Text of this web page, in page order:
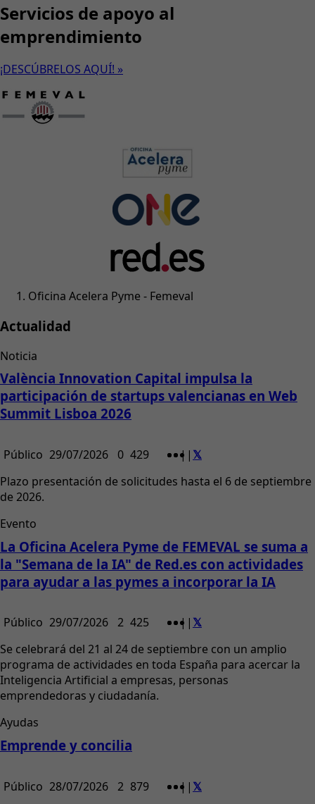
Servicios de apoyo al
emprendimiento
¡DESCÚBRELOS AQUÍ! »
Oficina Acelera Pyme - Femeval
Actualidad
Noticia
València Innovation Capital impulsa la
participación de startups valencianas en Web
Summit Lisboa 2026
Público 29/07/2026 0 429 | |
Plazo presentación de solicitudes hasta el 6 de septiembre
de 2026.
Evento
La Oficina Acelera Pyme de FEMEVAL se suma a
la "Semana de la IA" de Red.es con actividades
para ayudar a las pymes a incorporar la IA
Público 29/07/2026 2 425 | |
Se celebrará del 21 al 24 de septiembre con un amplio
programa de actividades en toda España para acercar la
Inteligencia Artificial a empresas, personas
emprendedoras y ciudadanía.
Ayudas
Emprende y concilia
Público 28/07/2026 2 879 | |